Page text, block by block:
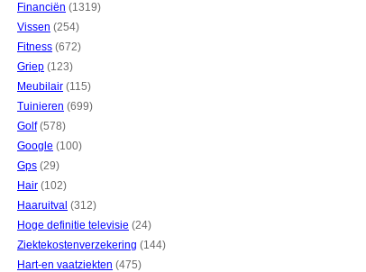
Financiën (1319)
Vissen (254)
Fitness (672)
Griep (123)
Meubilair (115)
Tuinieren (699)
Golf(578)
Google (100)
Gps (29)
Hair (102)
Haaruitval (312)
Hoge definitie televisie (24)
Ziektekostenverzekering (144)
Hart-en vaatziekten (475)